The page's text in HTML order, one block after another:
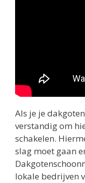
Als je je
verstandig om
schakelen.
slag moet gaan
lokale bedrijven